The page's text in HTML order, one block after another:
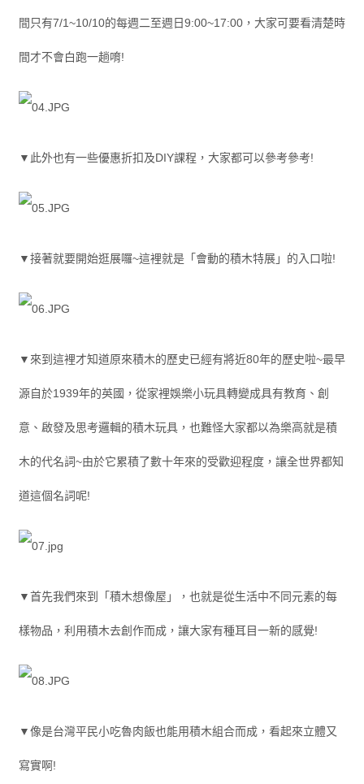
間只有7/1~10/10的每週二至週日9:00~17:00，大家可要看清楚時
間才不會白跑一趟唷!
▼此外也有一些優惠折扣及DIY課程，大家都可以參考參考!
▼接著就要開始逛展囉~這裡就是「會動的積木特展」的入口啦!
▼來到這裡才知道原來積木的歷史已經有將近80年的歷史啦~最早
源自於1939年的英國，從家裡娛樂小玩具轉變成具有教育、創
意、啟發及思考邏輯的積木玩具，也難怪大家都以為樂高就是積
木的代名詞~由於它累積了數十年來的受歡迎程度，讓全世界都知
道這個名詞呢!
▼首先我們來到「積木想像屋」，也就是從生活中不同元素的每
樣物品，利用積木去創作而成，讓大家有種耳目一新的感覺!
▼像是台灣平民小吃魯肉飯也能用積木組合而成，看起來立體又
寫實啊!